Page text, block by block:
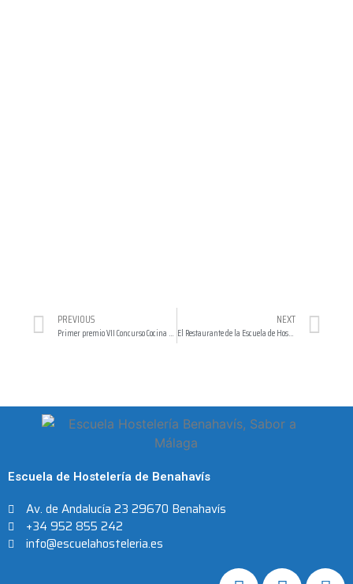
PREVIOUS
Primer premio VII Concurso Cocina Mediterráneta
NEXT
El Restaurante de la Escuela de Hostelería de Benahavís abrió sus puertas atendido por la nueva promoción de alumnos que comienzan su formación
Escuela de Hostelería de Benahavís
Av. de Andalucía 23 29670 Benahavís
+34 952 855 242
info@escuelahosteleria.es